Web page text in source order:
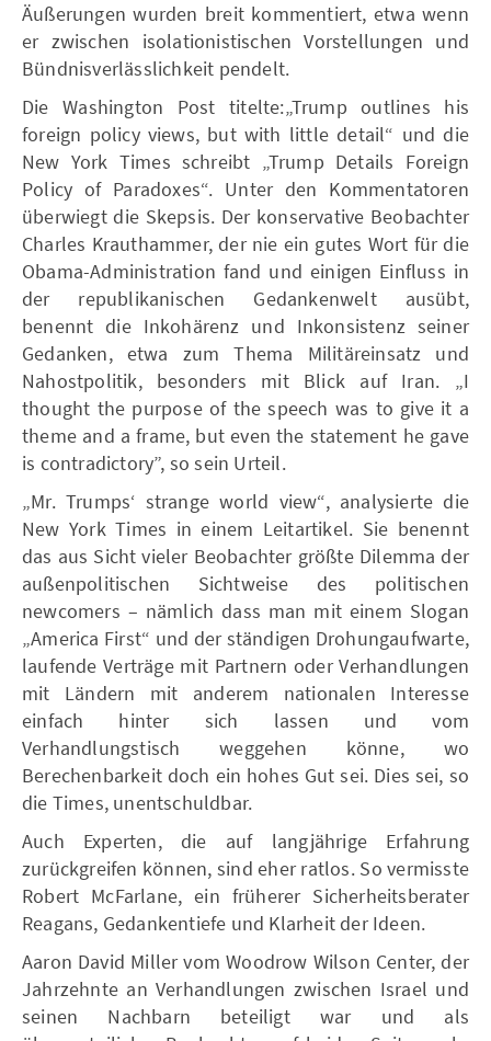
Äußerungen wurden breit kommentiert, etwa wenn
er zwischen isolationistischen Vorstellungen und
Bündnisverlässlichkeit pendelt.
Die Washington Post titelte:„Trump outlines his
foreign policy views, but with little detail“ und die
New York Times schreibt „Trump Details Foreign
Policy of Paradoxes“. Unter den Kommentatoren
überwiegt die Skepsis. Der konservative Beobachter
Charles Krauthammer, der nie ein gutes Wort für die
Obama-Administration fand und einigen Einfluss in
der republikanischen Gedankenwelt ausübt,
benennt die Inkohärenz und Inkonsistenz seiner
Gedanken, etwa zum Thema Militäreinsatz und
Nahostpolitik, besonders mit Blick auf Iran. „I
thought the purpose of the speech was to give it a
theme and a frame, but even the statement he gave
is contradictory”, so sein Urteil.
„Mr. Trumps‘ strange world view“, analysierte die
New York Times in einem Leitartikel. Sie benennt
das aus Sicht vieler Beobachter größte Dilemma der
außenpolitischen Sichtweise des politischen
newcomers – nämlich dass man mit einem Slogan
„America First“ und der ständigen Drohungaufwarte,
laufende Verträge mit Partnern oder Verhandlungen
mit Ländern mit anderem nationalen Interesse
einfach hinter sich lassen und vom
Verhandlungstisch weggehen könne, wo
Berechenbarkeit doch ein hohes Gut sei. Dies sei, so
die Times, unentschuldbar.
Auch Experten, die auf langjährige Erfahrung
zurückgreifen können, sind eher ratlos. So vermisste
Robert McFarlane, ein früherer Sicherheitsberater
Reagans, Gedankentiefe und Klarheit der Ideen.
Aaron David Miller vom Woodrow Wilson Center, der
Jahrzehnte an Verhandlungen zwischen Israel und
seinen Nachbarn beteiligt war und als